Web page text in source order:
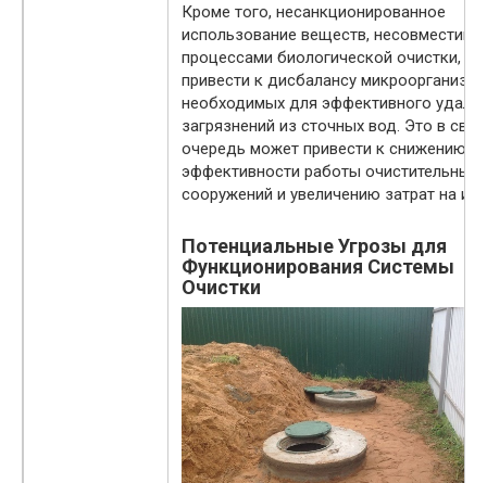
Кроме того, несанкционированное
использование веществ,
процессами биологической очистки,
привести к дисбалансу
необходимых для эффективного
загрязнений из сточных вод. Это в
очередь может привести к снижению
эффективности работы очистительных
сооружений и увеличению затрат на их
Потенциальные Угрозы для
Функционирования Системы
Очистки